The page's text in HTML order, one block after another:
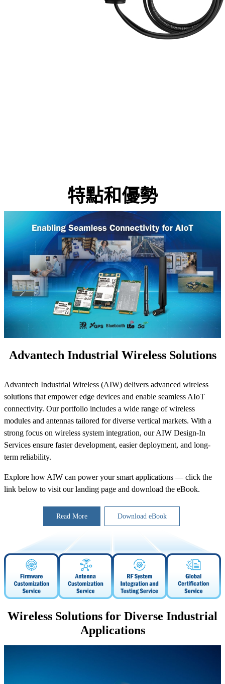
特點和優勢
Advantech Industrial Wireless Solutions
Advantech Industrial Wireless (AIW) delivers advanced wireless
solutions that empower edge devices and enable seamless AIoT
connectivity. Our portfolio includes a wide range of wireless
modules and antennas tailored for diverse vertical markets. With a
strong focus on wireless system integration, our AIW Design-In
Services ensure faster development, easier deployment, and long-
term reliability.
Explore how AIW can power your smart applications — click the
link below to visit our landing page and download the eBook.
Read More Download eBook
Wireless Solutions for Diverse Industrial
Applications